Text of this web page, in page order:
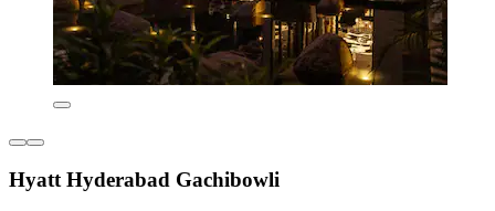
Hyatt Hyderabad Gachibowli